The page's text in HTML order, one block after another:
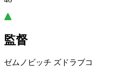
監督
ゼムノビッチ ズドラブコ